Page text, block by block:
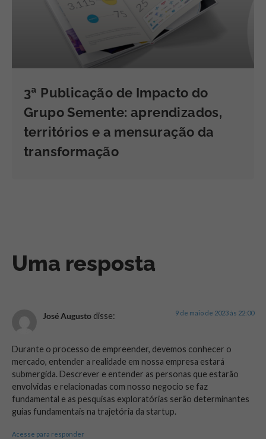
3ª Publicação de Impacto do
Grupo Semente: aprendizados,
territórios e a mensuração da
transformação
Uma resposta
José Augusto disse: 9 de maio de 2023 às 22:00
Durante o processo de empreender, devemos conhecer o
mercado, entender a realidade em nossa empresa estará
submergida. Descrever e entender as personas que estarão
envolvidas e relacionadas com nosso negocio se faz
fundamental e as pesquisas exploratórias serão determinantes
guias fundamentais na trajetória da startup.
Acesse para responder